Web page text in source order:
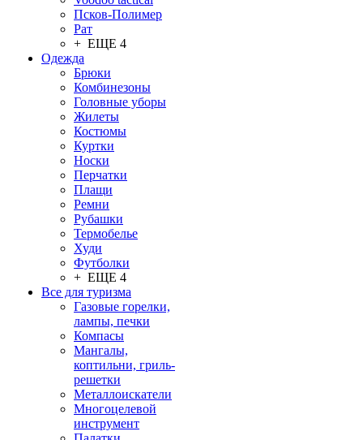
Псков-Полимер
Рат
+ ЕЩЕ 4
Одежда
Брюки
Комбинезоны
Головные уборы
Жилеты
Костюмы
Куртки
Носки
Перчатки
Плащи
Ремни
Рубашки
Термобелье
Худи
Футболки
+ ЕЩЕ 4
Все для туризма
Газовые горелки,
лампы, печки
Компасы
Мангалы,
коптильни, гриль-
решетки
Металлоискатели
Многоцелевой
инструмент